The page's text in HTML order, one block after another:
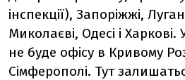
інспекції), Запоріжжі,
Миколаєві, Одесі і Харкові.
не буде офісу в Кривому
Сімферополі. Тут